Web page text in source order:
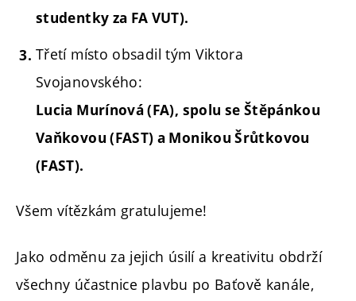
studentky za FA VUT).
Třetí místo obsadil tým Viktora
Svojanovského:
Lucia Murínová (FA), spolu se Štěpánkou
Vaňkovou (FAST) a Monikou Šrůtkovou
(FAST).
Všem vítězkám gratulujeme!
Jako odměnu za jejich úsilí a kreativitu obdrží
všechny účastnice plavbu po Baťově kanále,